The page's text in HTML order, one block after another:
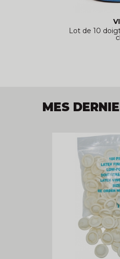
Lot de 10
MES